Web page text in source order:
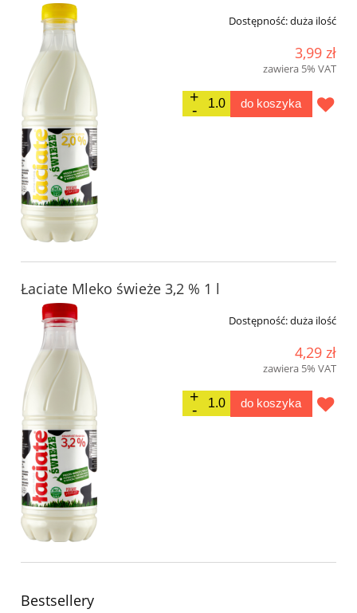
Dostępność:duża ilość
3,99 zł
zawiera 5% VAT
do koszyka
Łaciate Mleko świeże 3,2 % 1 l
Dostępność:duża ilość
4,29 zł
zawiera 5% VAT
do koszyka
Bestsellery